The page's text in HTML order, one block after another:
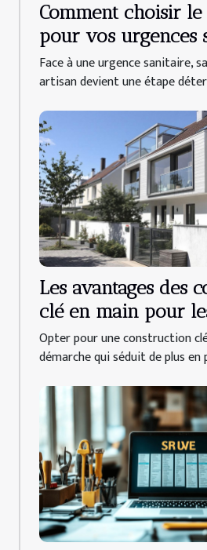
Comment choisir
pour vos urgences
Face à une urgence sanitaire,
artisan devient une étape
Les avantages des
clé en main pour
propriétaires
Opter pour une construction
démarche qui séduit de plus en